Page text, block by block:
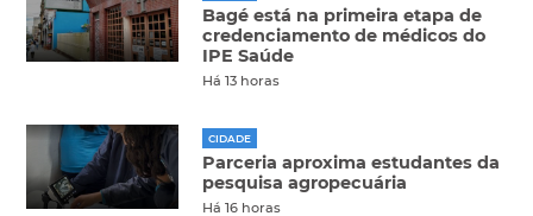
Bagé está na primeira etapa de
credenciamento de médicos do
IPE Saúde
Há 13 horas
CIDADE
Parceria aproxima estudantes da
pesquisa agropecuária
Há 16 horas